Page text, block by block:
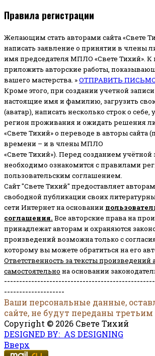
Правила регистрации
Желающим стать авторами сайта «Свете
написать заявление о принятии в члены
имя председателя МПЛО «Свете Тихий». К
приложить авторские работы,
вашего мастерства. »ОТПРАВИТЬ
Кроме этого, при создании учетной записи
настоящие имя и фамилию, загрузить
(аватар), написать несколько строк о себе,
регион проживания и ожидать решения
«Свете Тихий» о переводе в авторы сайта
времени – и в члены МПЛО
«Свете Тихий»). Перед созданием учётной
необходимо ознакомится с правилами
пользовательским соглашением.
Сайт "Свете Тихий" предоставляет
свободной публикации своих
сети Интернет на основании
соглашения. Все авторские права на
принадлежат авторам и охраняются
произведений возможна только с
которому вы можете обратиться на его
Ответственность за тексты произведений
самостоятельно на основании
--------------------
Ваши персональные данные,
сайте, не будут переданы
Copyright © 2026 Свете Тихий
DESIGNED BY: AS DESIGNING
Вверх